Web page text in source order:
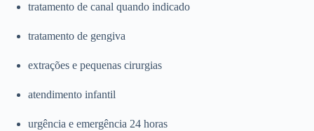
tratamento de canal quando indicado
tratamento de gengiva
extrações e pequenas cirurgias
atendimento infantil
urgência e emergência 24 horas